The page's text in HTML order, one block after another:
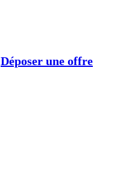
Déposer une offre